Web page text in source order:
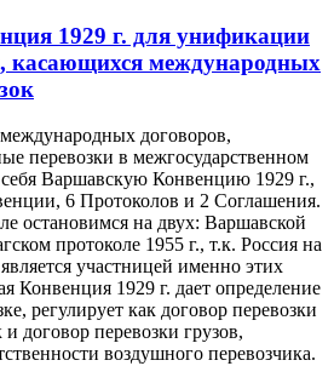
1929 г. для унификации
касающихся международных
договоров,
перевозки в межгосударственном
Варшавскую Конвенцию 1929 г.,
6 Протоколов и 2 Соглашения.
остановимся на двух: Варшавской
протоколе 1955 г., т.к. Россия на
участницей именно этих
Конвенция 1929 г. дает определение
регулирует как договор перевозки
договор перевозки грузов,
воздушного перевозчика.